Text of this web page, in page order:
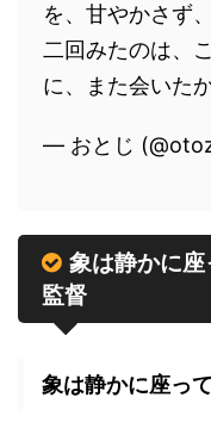
を、甘やかさず
二回みたのは、
に、また会いた
— おとじ
象は静かに
監督
象は静かに座っ